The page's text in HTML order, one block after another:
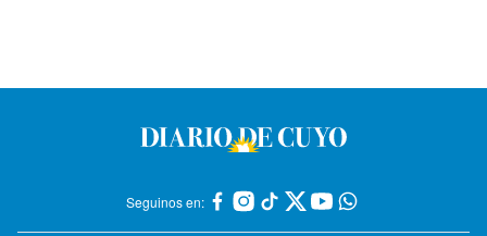
Seguinos en: